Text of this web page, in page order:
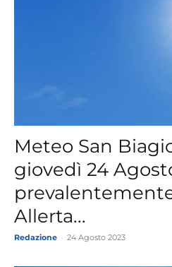
Meteo San
giovedì 24
Allerta...
Redazione 24 Agosto 2023